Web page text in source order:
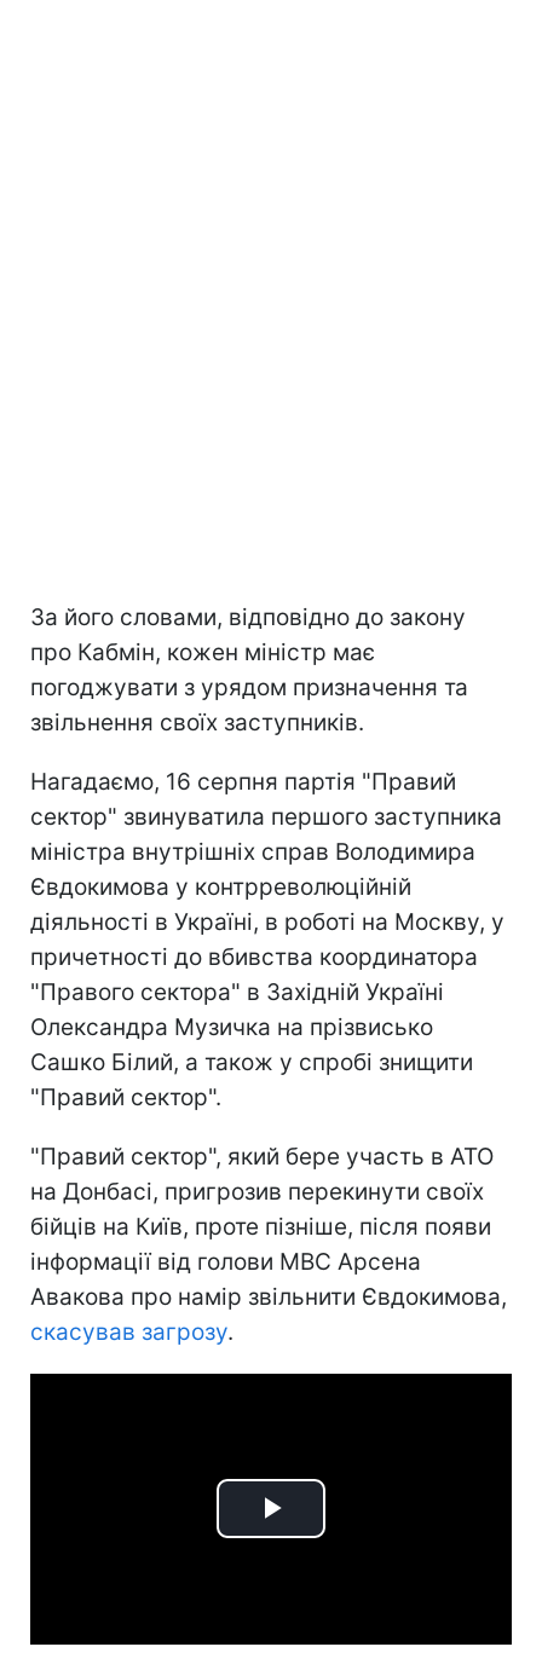
За його словами, відповідно до закону
про Кабмін, кожен міністр має
погоджувати з урядом призначення та
звільнення своїх заступників.
Нагадаємо, 16 серпня партія "Правий
сектор" звинуватила першого заступника
міністра внутрішніх справ Володимира
Євдокимова у контрреволюційній
діяльності в Україні, в роботі на Москву, у
причетності до вбивства координатора
"Правого сектора" в Західній Україні
Олександра Музичка на прізвисько
Сашко Білий, а також у спробі знищити
"Правий сектор".
"Правий сектор", який бере участь в АТО
на Донбасі, пригрозив перекинути своїх
бійців на Київ, проте пізніше, після появи
інформації від голови МВС Арсена
Авакова про намір звільнити Євдокимова,
скасував загрозу.
Play